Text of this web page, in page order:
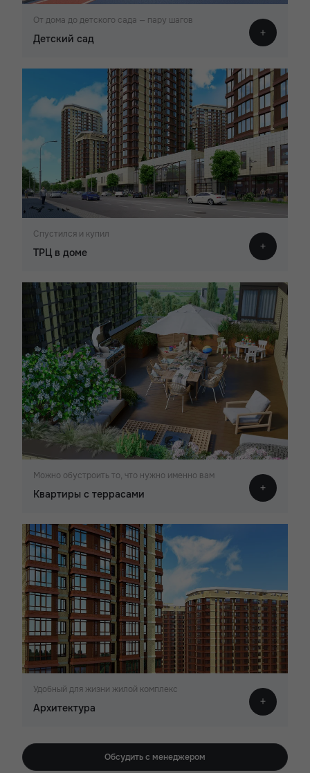
От дома до детского сада — пару шагов
Детский сад
Спустился и купил
ТРЦ в доме
Можно обустроить то, что нужно именно вам
Квартиры с террасами
Удобный для жизни жилой комплекс
Архитектура
Обсудить с менеджером